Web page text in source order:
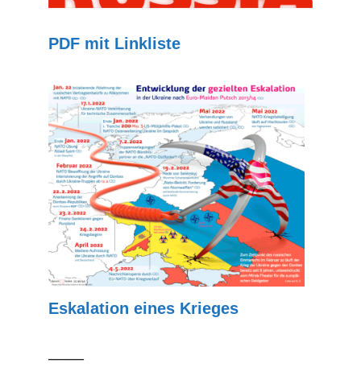
PDF mit Linkliste
Eskalation eines Krieges
––––